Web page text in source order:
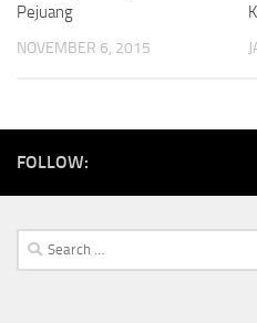
Pejuang
NOVEMBER 6, 2015
FOLLOW:
Search
for: